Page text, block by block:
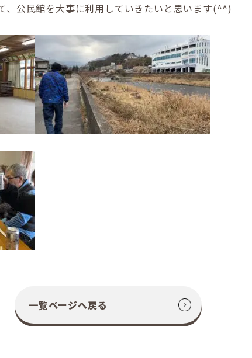
、公民館を大事に利用していきたいと思います(^^)
一覧ページへ戻る